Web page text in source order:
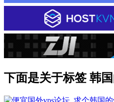
下面是关于标签 韩